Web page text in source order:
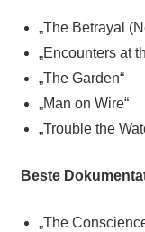
„The Betrayal
„Encounters at
„The Garden“
„Man on Wire“
„Trouble the
Beste
„The